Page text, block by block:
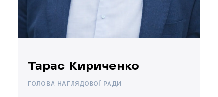
Тарас Кириченко
ГОЛОВА НАГЛЯДОВОЇ РАДИ